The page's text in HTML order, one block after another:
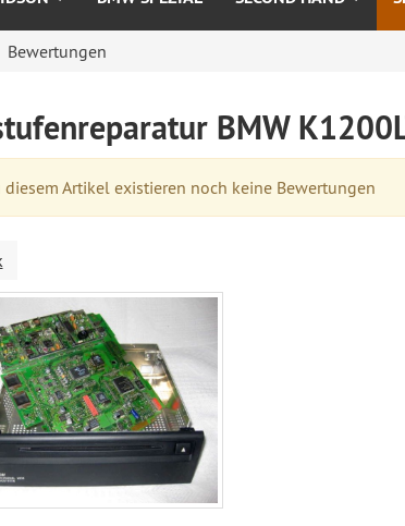
Bewertungen
BMW
Artikel existieren noch keine Bewertungen